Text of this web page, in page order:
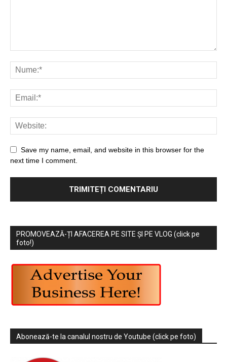
Save my name, email, and website in this browser for the
next time I comment.
PROMOVEAZĂ-ȚI AFACEREA PE SITE ȘI PE VLOG (click pe
foto!)
Abonează-te la canalul nostru de Youtube (click pe foto)